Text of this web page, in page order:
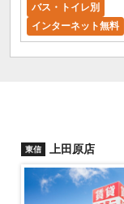
バス・トイレ別
インターネット無料
東信 上田原店